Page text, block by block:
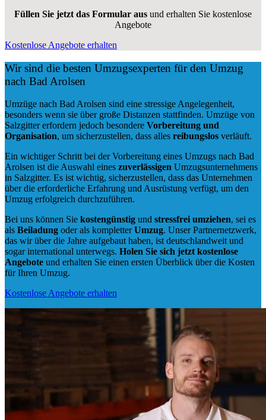
Füllen Sie jetzt das Formular aus und erhalten Sie kostenlose
Angebote
Kostenlose Angebote erhalten
Wir sind die besten Umzugsexperten für den Umzug
nach Bad Arolsen
Umzüge nach Bad Arolsen sind eine stressige Angelegenheit,
besonders wenn sie über große Distanzen stattfinden. Umzüge von
Salzgitter erfordern jedoch besondere Vorbereitung und
Organisation, um sicherzustellen, dass alles reibungslos verläuft.
Ein wichtiger Schritt bei der Vorbereitung eines Umzugs nach Bad
Arolsen ist die Auswahl eines zuverlässigen Umzugsunternehmens
in Salzgitter. Es ist wichtig, sicherzustellen, dass das Unternehmen
über die erforderliche Erfahrung und Ausrüstung verfügt, um den
Umzug erfolgreich durchzuführen.
Bei uns können Sie kostengünstig und stressfrei umziehen, sei es
als Beiladung oder als kompletterUmzug. Unser Partnernetzwerk,
das wir über die Jahre aufgebaut haben, ist deutschlandweit und
sogar international unterwegs. Holen Sie sich jetzt kostenlose
Angebote und erhalten Sie einen ersten Überblick über die Kosten
für Ihren Umzug.
Kostenlose Angebote erhalten